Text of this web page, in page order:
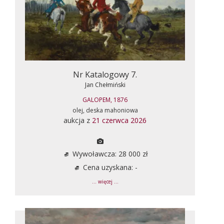
Nr Katalogowy 7.
Jan Chełmiński
GALOPEM, 1876
olej, deska mahoniowa
aukcja z 21 czerwca 2026
Wywoławcza: 28 000 zł
Cena uzyskana: -
... więcej ...